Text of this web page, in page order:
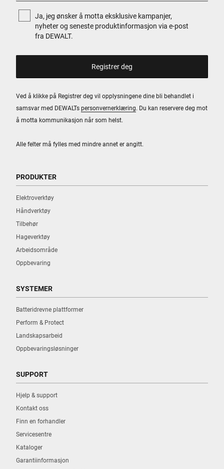
Alle felter må fylles med mindre annet er angitt.
Ja, jeg ønsker å motta eksklusive kampanjer,
nyheter og seneste produktinformasjon via e-post
fra DEWALT.
Ved å klikke på Registrer deg vil opplysningene dine bli behandlet i
samsvar med DEWALTs personvernerklæring. Du kan reservere deg mot
å motta kommunikasjon når som helst.
PRODUKTER
Elektroverktøy
Håndverktøy
Tilbehør
Hageverktøy
Arbeidsområde
Oppbevaring
SYSTEMER
Batteridrevne plattformer
Perform & Protect
Landskapsarbeid
Oppbevaringsløsninger
SUPPORT
Hjelp & support
Kontakt oss
Finn en forhandler
Servicesentre
Kataloger
Garantiinformasjon